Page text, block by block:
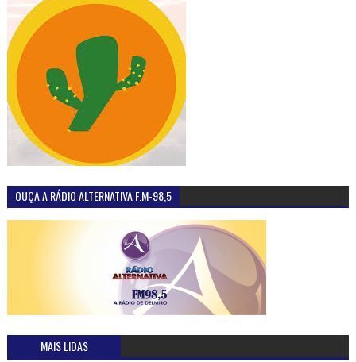
OUÇA A RÁDIO ALTERNATIVA F.M-98,5
MAIS LIDAS